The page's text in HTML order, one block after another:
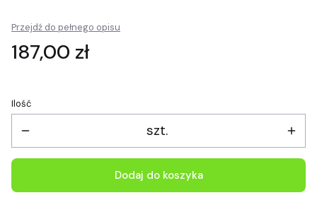
Przejdź do pełnego opisu
Cena
187,00 zł
Ilość
szt.
Dodaj do koszyka